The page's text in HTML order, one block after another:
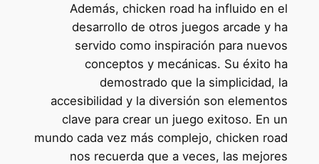
Además, chicken road ha influido en el
desarrollo de otros juegos arcade y ha
servido como inspiración para nuevos
conceptos y mecánicas. Su éxito ha
demostrado que la simplicidad, la
accesibilidad y la diversión son elementos
clave para crear un juego exitoso. En un
mundo cada vez más complejo, chicken road
nos recuerda que a veces, las mejores